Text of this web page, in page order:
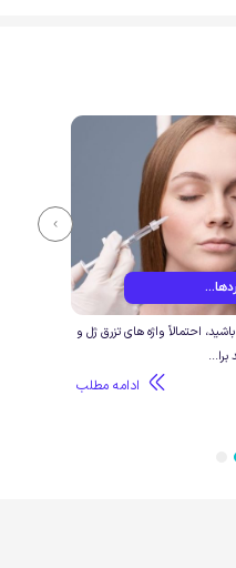
احتمالاً واژه های تزرق ژل و
برا...
ادامه مطلب